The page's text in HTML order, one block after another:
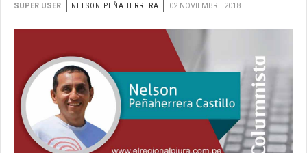
SUPER USER NELSON PEÑAHERRERA 02 NOVIEMBRE 2018